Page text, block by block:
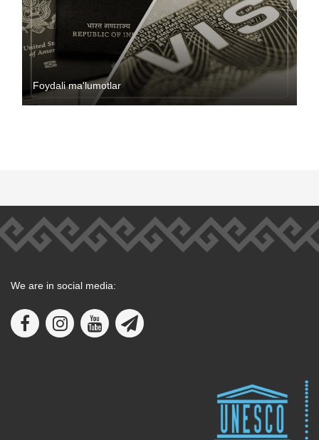
Foydali ma'lumotlar
We are in social media: